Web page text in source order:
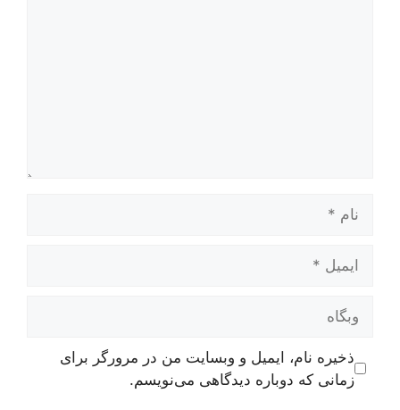
وبگاه
ذخیره نام، ایمیل و وبسایت من در مرورگر برای
زمانی که دوباره دیدگاهی می‌نویسم.